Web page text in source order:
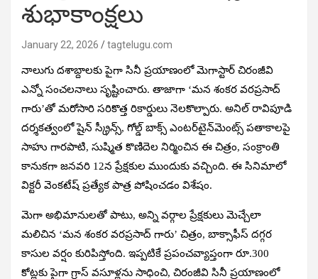
శుభాకాంక్షలు
January 22, 2026 tagtelugu.com
నాలుగు దశాబ్దాలకు పైగా సినీ ప్రయాణంలో మెగాస్టార్ చిరంజీవి
ఎన్నో సంచలనాలు సృష్టించారు. తాజాగా ‘మన శంకర వరప్రసాద్
గారు’తో మరోసారి సరికొత్త రికార్డులు నెలకొల్పారు. అనిల్ రావిపూడి
దర్శకత్వంలో షైన్ స్క్రీన్స్, గోల్డ్ బాక్స్ ఎంటర్‌టైన్‌మెంట్స్ పతాకాలపై
సాహు గారపాటి, సుష్మిత కొణిదెల నిర్మించిన ఈ చిత్రం, సంక్రాంతి
కానుకగా జనవరి 12న ప్రేక్షకుల ముందుకు వచ్చింది. ఈ సినిమాలో
విక్టరీ వెంకటేష్ ప్రత్యేక పాత్ర పోషించడం విశేషం.
మెగా అభిమానులతో పాటు, అన్ని వర్గాల ప్రేక్షకులు మెచ్చేలా
మలిచిన ‘మన శంకర వరప్రసాద్ గారు’ చిత్రం, బాక్సాఫీస్ దగ్గర
కాసుల వర్షం కురిపిస్తోంది. ఇప్పటికే ప్రపంచవ్యాప్తంగా రూ.300
కోట్లకు పైగా గ్రాస్ వసూళ్లను సాధించి, చిరంజీవి సినీ ప్రయాణంలో